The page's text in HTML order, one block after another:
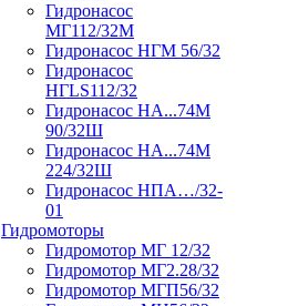
Гидронасос
МГ112/32М
Гидронасос НГМ 56/32
Гидронасос
НГLS112/32
Гидронасос НА...74М
90/32Ш
Гидронасос НА...74М
224/32Ш
Гидронасос НПА…/32-
01
Гидромоторы
Гидромотор МГ 12/32
Гидромотор МГ2.28/32
Гидромотор МГП56/32